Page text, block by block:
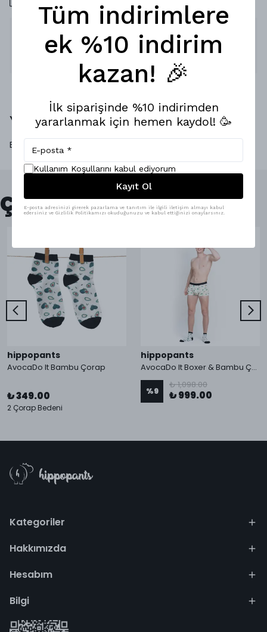
Ürün Açıklaması
Yorumlar
Bu ürün için henüz yorum yapılmamış.
Çok Satanlar
hippopants
AvocaDo It Bambu Çorap
₺ 349.00
2 Çorap Bedeni
hippopants
AvocaDo It Boxer & Bambu Çorap
%9
₺ 1,098.00
₺ 999.00
Kategoriler
Hakkımızda
Hesabım
Bilgi
Tüm indirimlere
ek %10 indirim
kazan! 🎉
İlk siparişinde %10 indirimden
yararlanmak için hemen kaydol! 🥳
Kullanım Koşullarını kabul ediyorum
Kayıt Ol
E-posta adresinizi girerek pazarlama ve tanıtım ile ilgili iletişim almayı kabul
edersiniz ve Gizlilik Politikamızı okuduğunuzu ve kabul ettiğinizi onaylarsınız.